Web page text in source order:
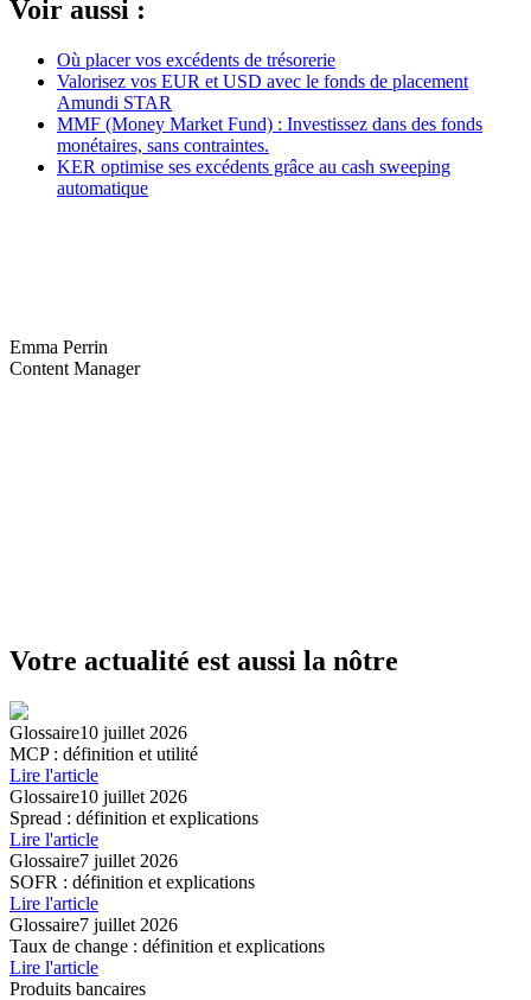
Voir aussi :
Où placer vos excédents de trésorerie
Valorisez vos EUR et USD avec le fonds de placement
Amundi STAR
MMF (Money Market Fund) : Investissez dans des fonds
monétaires, sans contraintes.
KER optimise ses excédents grâce au cash sweeping
automatique
Emma Perrin
Content Manager
Votre actualité est aussi la nôtre
Glossaire10 juillet 2026
MCP : définition et utilité
Lire l'article
Glossaire10 juillet 2026
Spread : définition et explications
Lire l'article
Glossaire7 juillet 2026
SOFR : définition et explications
Lire l'article
Glossaire7 juillet 2026
Taux de change : définition et explications
Lire l'article
Produits bancaires